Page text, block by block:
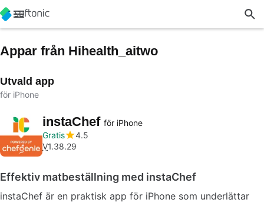
Appar från Hihealth_aitwo
Utvald app
för iPhone
instaChef för iPhone
Gratis
4.5
V1.38.29
Effektiv matbeställning med instaChef
instaChef är en praktisk app för iPhone som underlättar